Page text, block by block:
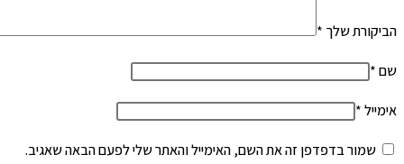
הביקורת שלך*
שם*
אימייל*
שמור בדפדפן זה את השם, האימייל והאתר שלי לפעם הבאה שאגיב.